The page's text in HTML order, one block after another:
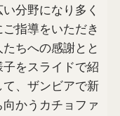
分野になり多く
指導をいただき
ちへの感謝とと
子をスライドで紹
、ザンビアで新
かうカチョファ